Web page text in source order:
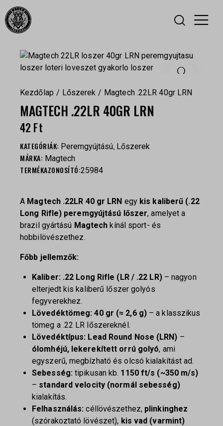
Kezdőlap Lőszerek Magtech .22LR 40gr LRN
MAGTECH .22LR 40GR LRN
42 Ft
KATEGÓRIÁK: Peremgyújtású, Lőszerek
MÁRKA: Magtech
TERMÉKAZONOSÍTÓ:25984
A Magtech .22LR 40 gr LRN egy kis kaliberű (.22
Long Rifle) peremgyújtású lőszer, amelyet a
brazil gyártású Magtech kínál sport- és
hobbilövészethez.
Főbb jellemzők:
Kaliber: .22 Long Rifle (LR / .22 LR)– nagyon
elterjedt kis kaliberű lőszer golyós
fegyverekhez.
Lövedéktömeg: 40 gr (≈ 2,6 g)– a klasszikus
tömeg a .22 LR lőszereknél.
Lövedéktípus: Lead Round Nose (LRN) –
ólomhéjú, lekerekített orrú golyó, ami
egyszerű, megbízható és olcsó kialakítást ad.
Sebesség: tipikusan kb. 1150 ft/s (~350 m/s)
– standard velocity (normál sebesség)
kialakítás.
Felhasználás: céllövészethez, plinkinghez
(szórakoztató lövészet), kis vad (varmint)